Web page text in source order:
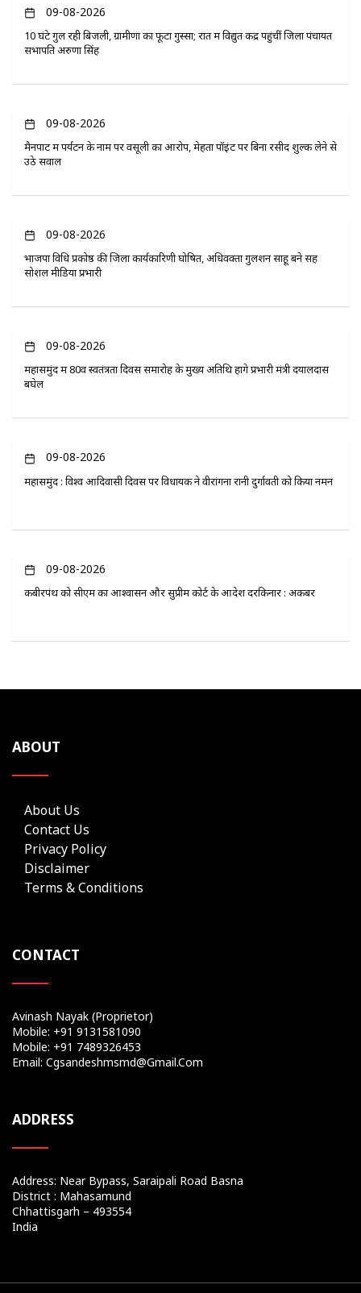
09-08-2026
10 घंटे गुल रही बिजली, ग्रामीणों का फूटा गुस्सा; रात में विद्युत केंद्र पहुंचीं जिला पंचायत
सभापति अरुणा सिंह
09-08-2026
मैनपाट में पर्यटन के नाम पर वसूली का आरोप, मेहता पॉइंट पर बिना रसीद शुल्क लेने से
उठे सवाल
09-08-2026
भाजपा विधि प्रकोष्ठ की जिला कार्यकारिणी घोषित, अधिवक्ता गुलशन साहू बने सह
सोशल मीडिया प्रभारी
09-08-2026
महासमुंद में 80वें स्वतंत्रता दिवस समारोह के मुख्य अतिथि होंगे प्रभारी मंत्री दयालदास
बघेल
09-08-2026
महासमुंद : विश्व आदिवासी दिवस पर विधायक ने वीरांगना रानी दुर्गावती को किया नमन
09-08-2026
कबीरपंथ को सीएम का आश्वासन और सुप्रीम कोर्ट के आदेश दरकिनार : अकबर
ABOUT
About Us
Contact Us
Privacy Policy
Disclaimer
Terms & Conditions
CONTACT
Avinash Nayak (Proprietor)
Mobile: +91 9131581090
Mobile: +91 7489326453
Email: Cgsandeshmsmd@gmail.com
ADDRESS
Address: Near Bypass, Saraipali Road Basna
District : Mahasamund
Chhattisgarh – 493554
India